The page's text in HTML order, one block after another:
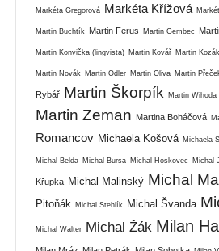
Markéta Gregorová Markéta Křížová
Martin Buchtík Martin Ferus Martin Gembec
Martin Konvička (lingvista) Martin Kovář Martin Kozák
Martin Novák Martin Odler Martin Oliva Martin
Rybář Martin Škorpík Martin Wihoda
Martin Zeman Martina Boháčová
Romancov Michaela Košová Michaela
Michal Belda Michal Bursa Michal Hoskovec Michal
Křupka Michal Malinský Michal
Pitoňák
Michal Stehlík Michal Švanda
Michal Walter Michal Žák Milan